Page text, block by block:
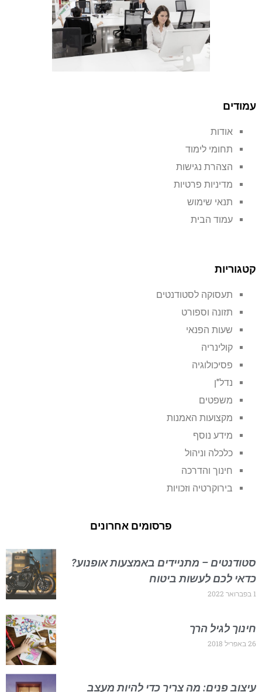
עמודים
אודות
תחומי לימוד
הצהרת נגישות
מדיניות פרטיות
תנאי שימוש
עמוד הבית
קטגוריות
תעסוקה לסטודנטים
תזונה וספורט
שעות הפנאי
קולינריה
פסיכולוגיה
נדל"ן
משפטים
מקצועות האמנות
מידע נוסף
כלכלה וניהול
חינוך והדרכה
בירוקרטיה וזכויות
פרסומים אחרונים
סטודנטים – מתניידים באמצעות אופנוע?
כדאי לכם לעשות ביטוח
1 בפברואר 2022
חינוך לגיל הרך
26 באפריל 2018
עיצוב פנים: מה צריך כדי להיות מעצב